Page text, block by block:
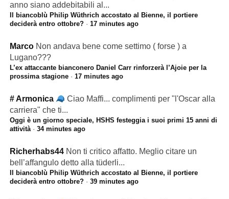
anno siano addebitabili al...
Il biancoblù Philip Wüthrich accostato al Bienne, il portiere
deciderà entro ottobre?· 17 minutes ago
Marco Non andava bene come settimo ( forse ) a
Lugano???
L’ex attaccante bianconero Daniel Carr rinforzerà l’Ajoie per la
prossima stagione· 17 minutes ago
# Armonica
Ciao Maffi... complimenti per "l'Oscar alla
carriera" che ti...
Oggi è un giorno speciale, HSHS festeggia i suoi primi 15 anni di
attività· 34 minutes ago
Richerhabs44 Non ti critico affatto. Meglio citare un
bell’affangulo detto alla tüderli...
Il biancoblù Philip Wüthrich accostato al Bienne, il portiere
deciderà entro ottobre?· 39 minutes ago